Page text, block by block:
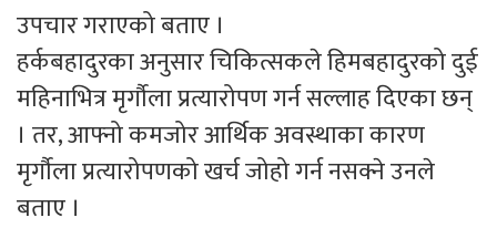
उपचार गराएको बताए ।
हर्कबहादुरका अनुसार चिकित्सकले हिमबहादुरको दुई
महिनाभित्र मृर्गौला प्रत्यारोपण गर्न सल्लाह दिएका छन्
। तर, आफ्नो कमजोर आर्थिक अवस्थाका कारण
मृर्गौला प्रत्यारोपणको खर्च जोहो गर्न नसक्ने उनले
बताए ।